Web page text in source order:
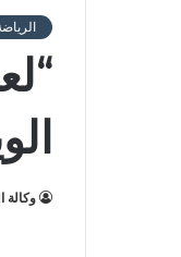
وكالة